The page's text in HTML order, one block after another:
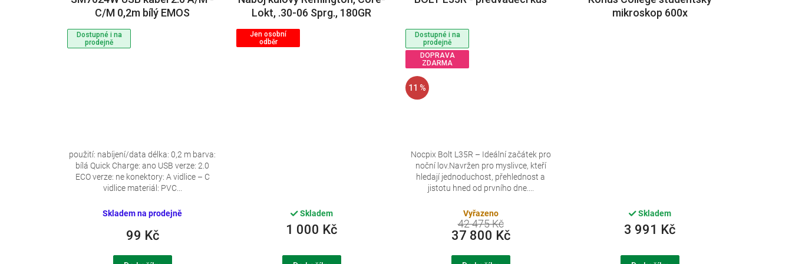
Dostupné i na
prodejně
C/M 0,2m bílý EMOS
Skladem na prodejně
99 Kč
použití: nabíjení/data délka: 0,2 m barva:
bílá Quick Charge: ano USB verze: 2.0
ECO verze: ne konektory: A vidlice – C
vidlice materiál: PVC...
Jen osobní
odběr
Lokt, .30-06 Sprg., 180GR
(11,7g), Core-Lokt SP
Skladem
1 000 Kč
Dostupné i na
prodejně
DOPRAVA
ZDARMA
11 %
Vyřazeno
42 475 Kč
37 800 Kč
Nocpix Bolt L35R – Ideální začátek pro
noční lov.Navržen pro myslivce, kteří
hledají jednoduchost, přehlednost a
jistotu hned od prvního dne....
mikroskop 600x
Skladem
3 991 Kč